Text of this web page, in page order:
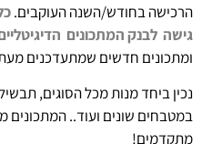
הרכישה בחודש/השנה העוקבים.
גישה לבנק המתכונים
ומתכונים חדשים שמתעדכנים
נכין ביחד מנות מכל הסוגים,
במטבחים שונים ועוד.. המתכונים
מתקדמים!